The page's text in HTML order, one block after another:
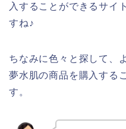
入することができるサイ
すね♪
ちなみに色々と探して、
夢水肌の商品を購入する
す。